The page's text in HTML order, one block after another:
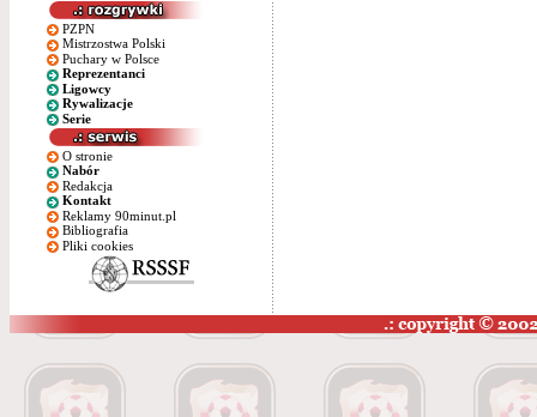
PZPN
Mistrzostwa Polski
Puchary w Polsce
Reprezentanci
Ligowcy
Rywalizacje
Serie
O stronie
Nabór
Redakcja
Kontakt
Reklamy 90minut.pl
Bibliografia
Pliki cookies